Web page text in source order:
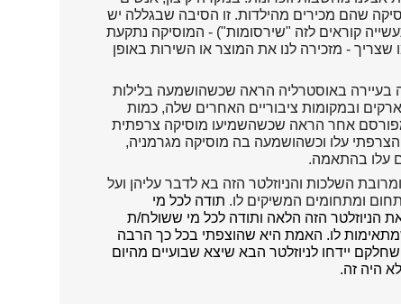
שהם מכירים מהילדות. זו הסיבה שבגללה יש
קוראים לזה "שירסומות") - המוסיקה נתקעת
- מזכירה לנו את המוצר או השירות באופן
באוסטרליה הראה שכשהושמעה בלילות
ובמקומות ציבוריים האחרים שלה, כמות
אחר הראה שכשהשמיעו מוסיקה צרפתית
הצרפתי עלו וכשהושמעה בה מוסיקה מגרמניה,
עלו בהתאמה.
השלכות והניוזלטר הזה בא לדבר עליהן ועל
ומתחומים המשיקים לו. תודה לכל מי
הניוזלטר הזה הלאה ותודה לכל מי ששולח/ת
לו. האמת היא שהוצפתי בכל כך הרבה
יידחו לניוזלטר הבא שיצא שבועיים מהיום
היה זה.